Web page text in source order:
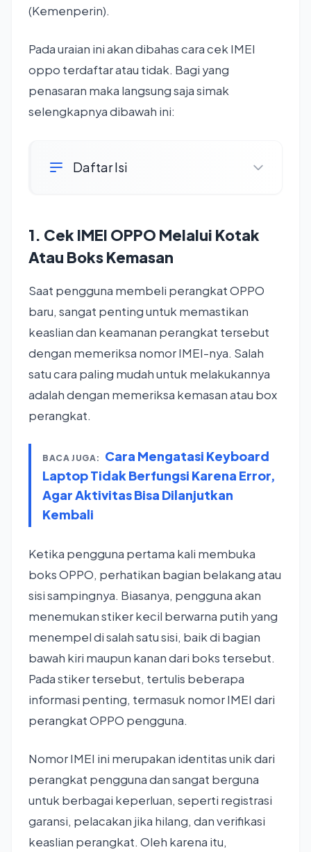
(Kemenperin).
Pada uraian ini akan dibahas cara cek IMEI
oppo terdaftar atau tidak. Bagi yang
penasaran maka langsung saja simak
selengkapnya dibawah ini:
Daftar Isi
1. Cek IMEI OPPO Melalui Kotak
Atau Boks Kemasan
Saat pengguna membeli perangkat OPPO
baru, sangat penting untuk memastikan
keaslian dan keamanan perangkat tersebut
dengan memeriksa nomor IMEI-nya. Salah
satu cara paling mudah untuk melakukannya
adalah dengan memeriksa kemasan atau box
perangkat.
BACA JUGA:
Cara Mengatasi Keyboard
Laptop Tidak Berfungsi Karena Error,
Agar Aktivitas Bisa Dilanjutkan
Kembali
Ketika pengguna pertama kali membuka
boks OPPO, perhatikan bagian belakang atau
sisi sampingnya. Biasanya, pengguna akan
menemukan stiker kecil berwarna putih yang
menempel di salah satu sisi, baik di bagian
bawah kiri maupun kanan dari boks tersebut.
Pada stiker tersebut, tertulis beberapa
informasi penting, termasuk nomor IMEI dari
perangkat OPPO pengguna.
Nomor IMEI ini merupakan identitas unik dari
perangkat pengguna dan sangat berguna
untuk berbagai keperluan, seperti registrasi
garansi, pelacakan jika hilang, dan verifikasi
keaslian perangkat. Oleh karena itu,